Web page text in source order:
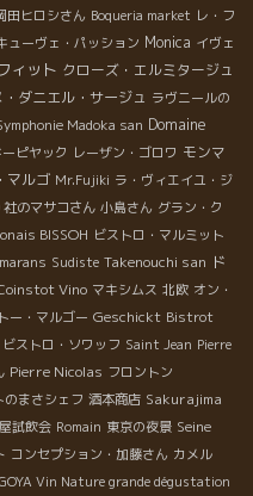
田ヒロシさん Boqueria market レ・フ
ューヴェ・パッション Monica イヴェ
ィット クローズ・エルミタージュ
・ダニエル・サージュ ラヴニールの
Madoka san Domaine
ピヤック レーザン・ゴロワ モンマ
マルゴ Mr.Fujiki ラ・ヴィエイユ・ジ
社のマサコさん 小島さん グラン・ク
BISSOH ビストロ・マルミット
Sudiste Takenouchi san ド
Vino マキシムス 北欧 オン・
ー・マルゴー Geschickt Bistrot
ビストロ・ソワッフ Saint Jean Pierre
Pierre Nicolas フロントン
のまさシェフ 酒本商店 Sakurajima
試飲会 Romain 東京の夜景 Seine
コンセプション・加藤さん カメル
Vin Nature grande dégustation